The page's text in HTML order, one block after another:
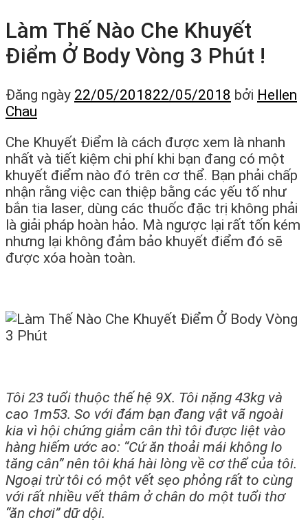
Làm Thế Nào Che Khuyết
Điểm Ở Body Vòng 3 Phút !
Đăng ngày 22/05/201822/05/2018 bởi Hellen
Chau
Che Khuyết Điểm là cách được xem là nhanh
nhất và tiết kiệm chi phí khi bạn đang có một
khuyết điểm nào đó trên cơ thể. Bạn phải chấp
nhận rằng việc can thiệp bằng các yếu tố như
bắn tia laser, dùng các thuốc đặc trị không phải
là giải pháp hoàn hảo. Mà ngược lại rất tốn kém
nhưng lại không đảm bảo khuyết điểm đó sẽ
được xóa hoàn toàn.
Tôi 23 tuổi thuộc thế hệ 9X. Tôi nặng 43kg và
cao 1m53. So với đám bạn đang vật vã ngoài
kia vì hội chứng giảm cân thì tôi được liệt vào
hàng hiếm ước ao: “Cứ ăn thoải mái không lo
tăng cân” nên tôi khá hài lòng về cơ thể của tôi.
Ngoại trừ tôi có một vết sẹo phỏng rất to cùng
với rất nhiều vết thâm ở chân do một tuổi thơ
“ăn chơi” dữ dội.